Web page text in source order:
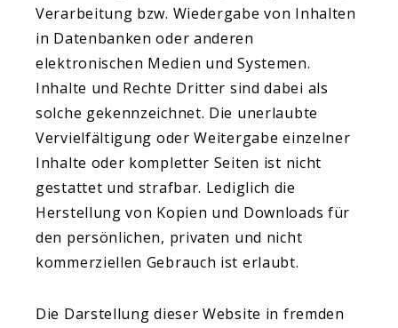
Verarbeitung bzw. Wiedergabe von Inhalten
in Datenbanken oder anderen
elektronischen Medien und Systemen.
Inhalte und Rechte Dritter sind dabei als
solche gekennzeichnet. Die unerlaubte
Vervielfältigung oder Weitergabe einzelner
Inhalte oder kompletter Seiten ist nicht
gestattet und strafbar. Lediglich die
Herstellung von Kopien und Downloads für
den persönlichen, privaten und nicht
kommerziellen Gebrauch ist erlaubt.
Die Darstellung dieser Website in fremden